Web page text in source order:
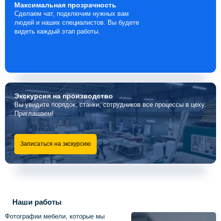
Максимальная прозрачность
Сделаем чат, подключим нужных вам
людей и наших специалистов. Вы будете
видеть каждый этап работы.
Экскурсияна производство
Вы увидите порядок, станки, сотрудников все процессы в цеху.
Приглашаем!
Записаться на экскурсию
Наши работы
Фотографии мебели, которые мы